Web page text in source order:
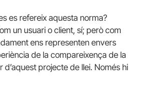
es refereix aquesta norma?
un usuari o client, sí; però com
ens representen envers
de la compareixença de la
projecte de llei. Només hi